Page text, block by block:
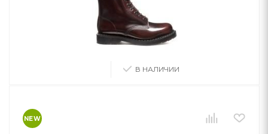
В НАЛИЧИИ
NEW